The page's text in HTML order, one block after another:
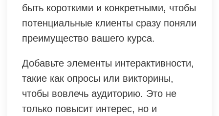
быть короткими и конкретными, чтобы
потенциальные клиенты сразу поняли
преимущество вашего курса.
Добавьте элементы интерактивности,
такие как опросы или викторины,
чтобы вовлечь аудиторию. Это не
только повысит интерес, но и